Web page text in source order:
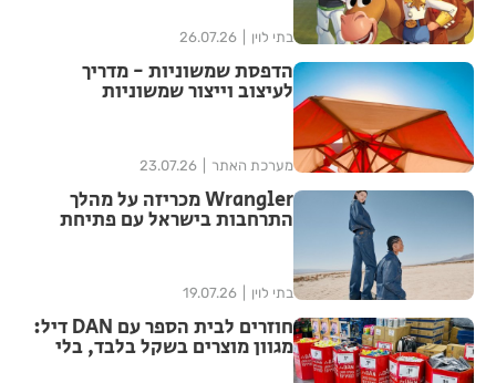
בתי לוין 26.07.26
הדפסת שמשוניות - מדריך
לעיצוב וייצור שמשוניות
מערכת האתר 23.07.26
Wrangler מכריזה על מהלך
התרחבות בישראל עם פתיחת
לקונספט החנויות הבינלאומי של
המותג
בתי לוין 19.07.26
חוזרים לבית הספר עם DAN דיל:
מגוון מוצרים בשקל בלבד, בלי
התניות ובלי אותיות קטנות